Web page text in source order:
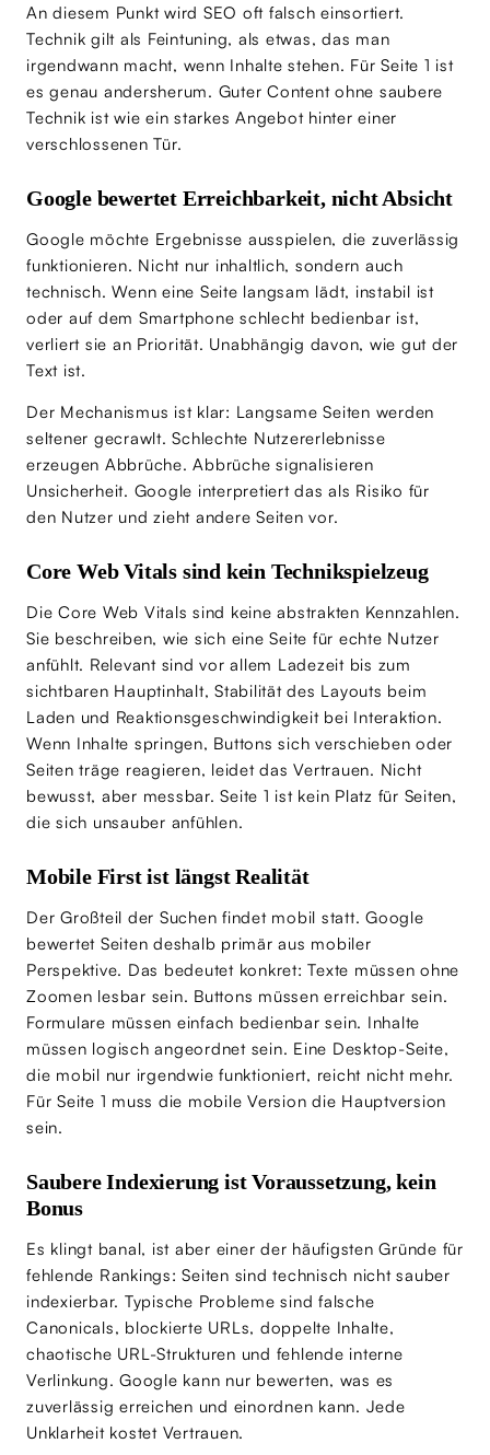
An diesem Punkt wird SEO oft falsch einsortiert.
Technik gilt als Feintuning, als etwas, das man
irgendwann macht, wenn Inhalte stehen. Für Seite 1 ist
es genau andersherum. Guter Content ohne saubere
Technik ist wie ein starkes Angebot hinter einer
verschlossenen Tür.
Google bewertet Erreichbarkeit, nicht Absicht
Google möchte Ergebnisse ausspielen, die zuverlässig
funktionieren. Nicht nur inhaltlich, sondern auch
technisch. Wenn eine Seite langsam lädt, instabil ist
oder auf dem Smartphone schlecht bedienbar ist,
verliert sie an Priorität. Unabhängig davon, wie gut der
Text ist.
Der Mechanismus ist klar: Langsame Seiten werden
seltener gecrawlt. Schlechte Nutzererlebnisse
erzeugen Abbrüche. Abbrüche signalisieren
Unsicherheit. Google interpretiert das als Risiko für
den Nutzer und zieht andere Seiten vor.
Core Web Vitals sind kein Technikspielzeug
Die Core Web Vitals sind keine abstrakten Kennzahlen.
Sie beschreiben, wie sich eine Seite für echte Nutzer
anfühlt. Relevant sind vor allem Ladezeit bis zum
sichtbaren Hauptinhalt, Stabilität des Layouts beim
Laden und Reaktionsgeschwindigkeit bei Interaktion.
Wenn Inhalte springen, Buttons sich verschieben oder
Seiten träge reagieren, leidet das Vertrauen. Nicht
bewusst, aber messbar. Seite 1 ist kein Platz für Seiten,
die sich unsauber anfühlen.
Mobile First ist längst Realität
Der Großteil der Suchen findet mobil statt. Google
bewertet Seiten deshalb primär aus mobiler
Perspektive. Das bedeutet konkret: Texte müssen ohne
Zoomen lesbar sein. Buttons müssen erreichbar sein.
Formulare müssen einfach bedienbar sein. Inhalte
müssen logisch angeordnet sein. Eine Desktop-Seite,
die mobil nur irgendwie funktioniert, reicht nicht mehr.
Für Seite 1 muss die mobile Version die Hauptversion
sein.
Saubere Indexierung ist Voraussetzung, kein
Bonus
Es klingt banal, ist aber einer der häufigsten Gründe für
fehlende Rankings: Seiten sind technisch nicht sauber
indexierbar. Typische Probleme sind falsche
Canonicals, blockierte URLs, doppelte Inhalte,
chaotische URL-Strukturen und fehlende interne
Verlinkung. Google kann nur bewerten, was es
zuverlässig erreichen und einordnen kann. Jede
Unklarheit kostet Vertrauen.